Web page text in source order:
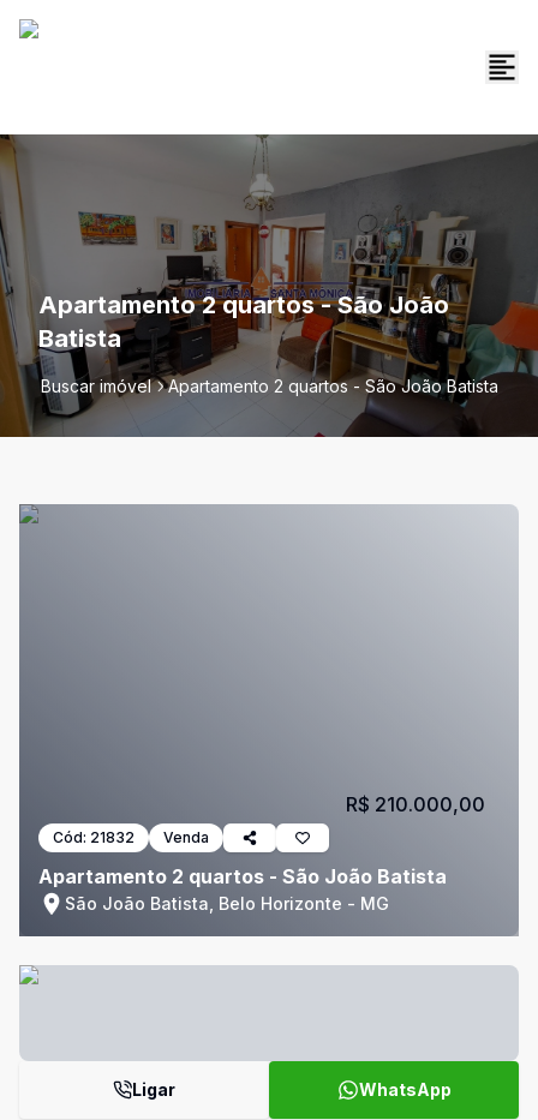
Apartamento 2 quartos - São João
Batista
Buscar imóvel Apartamento 2 quartos - São João Batista
Cód: 21832 Venda
Apartamento 2 quartos - São João Batista
São João Batista, Belo Horizonte - MG
R$ 210.000,00
Ligar WhatsApp